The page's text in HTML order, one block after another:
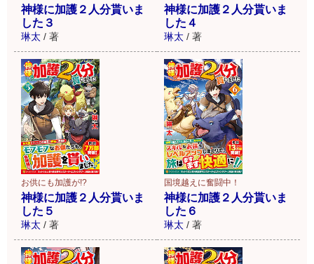
神様に加護２人分貰いま
した３
琳太 / 著
神様に加護２人分貰いま
した４
琳太 / 著
お供にも加護が!?
神様に加護２人分貰いま
した５
琳太 / 著
国境越えに奮闘中！
神様に加護２人分貰いま
した６
琳太 / 著